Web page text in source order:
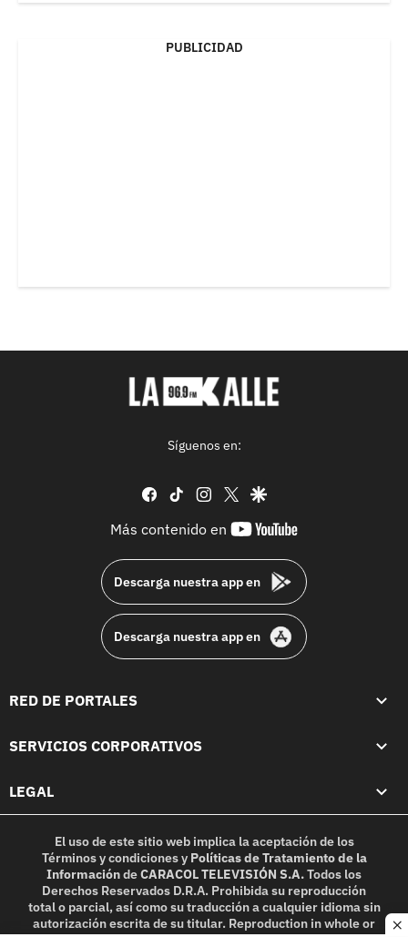
PUBLICIDAD
Síguenos en:
facebook
tiktok instagram
twittergoogle
Más contenido en
youtube-
Descarga nuestra app en
Descarga nuestra app en
RED DE PORTALES
SERVICIOS CORPORATIVOS
LEGAL
El uso de este sitio web implica la aceptación de los
Términos y condicionesy Políticas de Tratamiento de la
InformacióndeCARACOL TELEVISIÓN S.A.Todos los
Derechos Reservados D.R.A. Prohibida su reproducción
total o parcial, así como su traducción a cualquier idioma sin
autorización escrita de su titular. Reproduction in whole or